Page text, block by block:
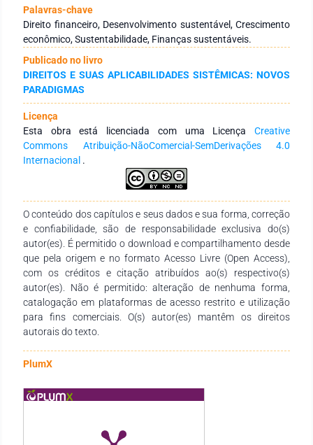
são examinados os mecanismos regulatórios estabelecidos
por essa disciplina jurídica para uma gestão responsável dos
recursos públicos. O Direito Financeiro atua na definição das
formas de arrecadação, elaboração do orçamento público,
fiscalização das contas e implementação de políticas fiscais e
monetárias. Além disso, destaca-se o papel do Direito
Financeiro na promoção da transparência, da
responsabilidade fiscal e da prestação de contas, com
mecanismos de controle e accountability. O Direito Financeiro
também considera aspectos ambientais, sociais e de
governança ao estabelecer políticas que incentivam práticas
econômicas sustentáveis. Por meio do fomento a
investimentos em energias renováveis, tecnologias limpas e
contribui para a transição para uma economia que visa a
preservação dos recursos naturais. Compreender o papel do
Direito Financeiro na promoção do crescimento econômico
sustentável é essencial para a construção de uma sociedade
equitativa e responsável.
Palavras-chave
Direito financeiro, Desenvolvimento sustentável, Crescimento
econômico, Sustentabilidade, Finanças sustentáveis.
Publicado no livro
DIREITOS E SUAS APLICABILIDADES SISTÊMICAS: NOVOS
PARADIGMAS
Licença
Esta obra está licenciada com uma Licença Creative
Commons Atribuição-NãoComercial-SemDerivações 4.0
Internacional .
O conteúdo dos capítulos e seus dados e sua forma, correção
e confiabilidade, são de responsabilidade exclusiva do(s)
autor(es). É permitido o download e compartilhamento desde
que pela origem e no formato Acesso Livre (Open Access),
com os créditos e citação atribuídos ao(s) respectivo(s)
autor(es). Não é permitido: alteração de nenhuma forma,
catalogação em plataformas de acesso restrito e utilização
para fins comerciais. O(s) autor(es) mantêm os direitos
autorais do texto.
PlumX